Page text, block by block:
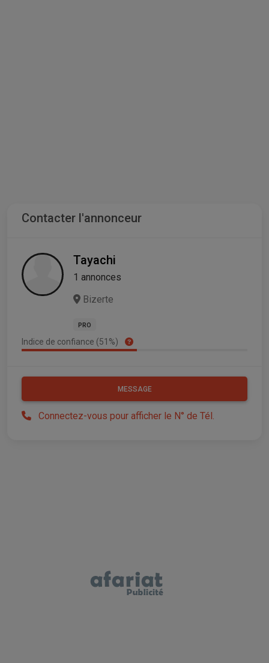
Contacter l'annonceur
Tayachi
1 annonces
Bizerte
PRO
Indice de confiance (51%)
MESSAGE
Connectez-vous pour afficher le N° de Tél.